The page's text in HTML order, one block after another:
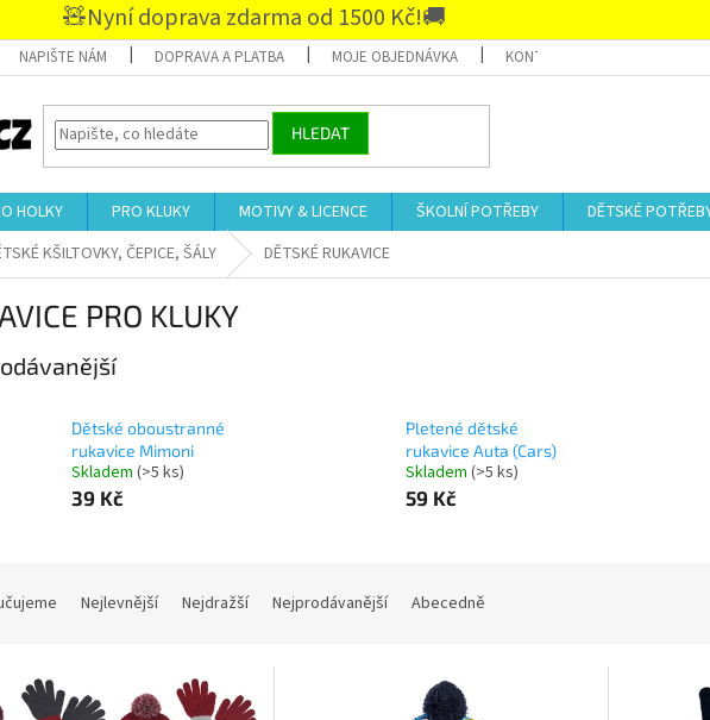
🧸Nyní doprava zdarma od 1500 Kč!🚚
NAPIŠTE NÁM DOPRAVA A PLATBA MOJE OBJEDNÁVKA KONTAKTY OBCHODNÍ
HLEDAT
HOLKY PRO KLUKY MOTIVY & LICENCE ŠKOLNÍ POTŘEBY DĚTSKÉ
KŠILTOVKY, ČEPICE, ŠÁLY DĚTSKÉ RUKAVICE
PRO KLUKY
Dětské oboustranné
rukavice Mimoni
Skladem (>5 ks)
39 Kč
Pletené dětské
rukavice Auta (Cars)
Skladem (>5 ks)
59 Kč
Nejlevnější Nejdražší Nejprodávanější Abecedně